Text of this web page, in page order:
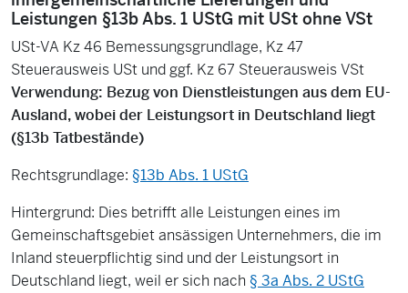
Leistungen §13b Abs. 1 UStG mit USt ohne VSt
USt-VA Kz 46 Bemessungsgrundlage, Kz 47
Steuerausweis USt und ggf. Kz 67 Steuerausweis VSt
Verwendung: Bezug von Dienstleistungen aus dem EU-
Ausland, wobei der Leistungsort in Deutschland liegt
(§13b Tatbestände)
Rechtsgrundlage: §13b Abs. 1 UStG
Hintergrund: Dies betrifft alle Leistungen eines im
Gemeinschaftsgebiet ansässigen Unternehmers, die im
Inland steuerpflichtig sind und der Leistungsort in
Deutschland liegt, weil er sich nach § 3a Abs. 2 UStG